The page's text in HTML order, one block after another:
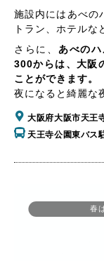
施設内にはあべの
トラン、ホテルな
さらに、 あべの
300からは、大阪
ことができます。
夜になると綺麗な
大阪府大阪市天王
天王寺公園東バス
春